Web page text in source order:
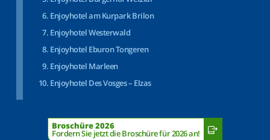
Enjoyhotel am Kurpark Brilon
Enjoyhotel Westerwald
Enjoyhotel Eburon Tongeren
Enjoyhotel Marleen
Enjoyhotel Des Vosges – Elzas
Broschüre 2026
Fordern Sie jetzt die Broschüre für 2026 an!